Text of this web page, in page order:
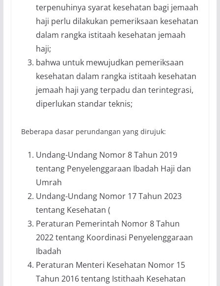
terpenuhinya syarat kesehatan bagi jemaah
haji perlu dilakukan pemeriksaan kesehatan
dalam rangka istitaah kesehatan jemaah
haji;
bahwa untuk mewujudkan pemeriksaan
kesehatan dalam rangka istitaah kesehatan
jemaah haji yang terpadu dan terintegrasi,
diperlukan standar teknis;
Beberapa dasar perundangan yang dirujuk:
Undang-Undang Nomor 8 Tahun 2019
tentang Penyelenggaraan Ibadah Haji dan
Umrah
Undang-Undang Nomor 17 Tahun 2023
tentang Kesehatan (
Peraturan Pemerintah Nomor 8 Tahun
2022 tentang Koordinasi Penyelenggaraan
Ibadah
Peraturan Menteri Kesehatan Nomor 15
Tahun 2016 tentang Istithaah Kesehatan